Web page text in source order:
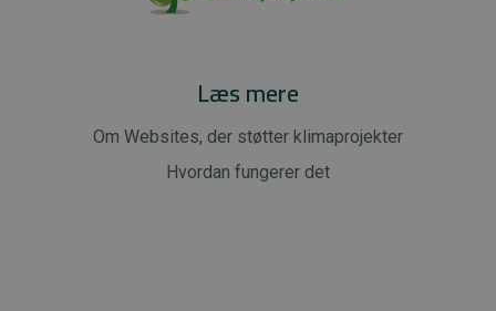
Læs mere
Om Websites, der støtter klimaprojekter
Hvordan fungerer det